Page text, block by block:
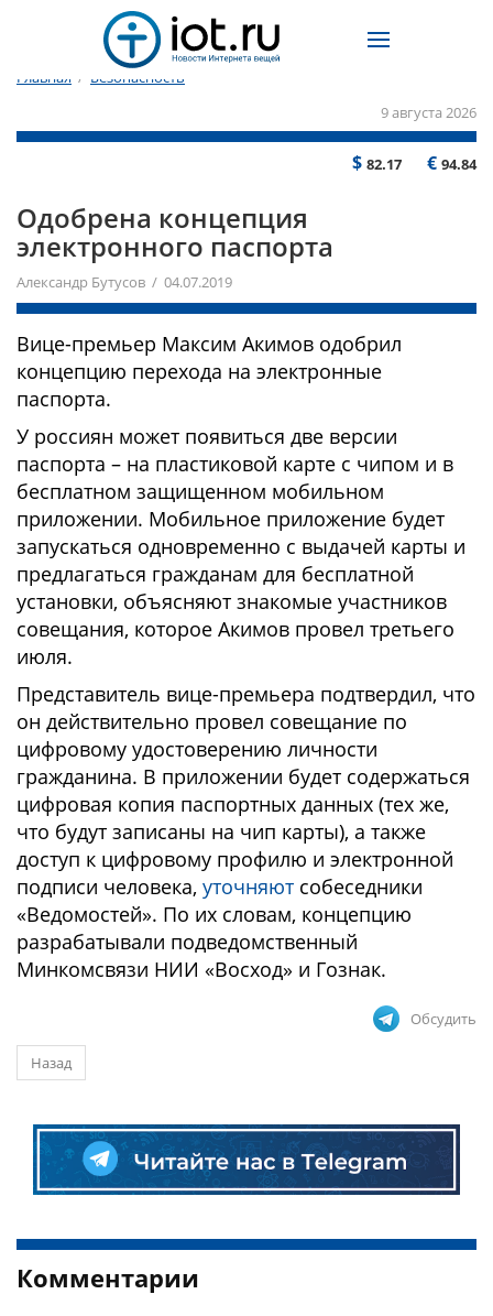
Главная / Безопасность
9 августа 2026
$ 82.17 € 94.84
Одобрена концепция
электронного паспорта
Александр Бутусов / 04.07.2019
Вице-премьер Максим Акимов одобрил
концепцию перехода на электронные
паспорта.
У россиян может появиться две версии
паспорта – на пластиковой карте с чипом и в
бесплатном защищенном мобильном
приложении. Мобильное приложение будет
запускаться одновременно с выдачей карты и
предлагаться гражданам для бесплатной
установки, объясняют знакомые участников
совещания, которое Акимов провел третьего
июля.
Представитель вице-премьера подтвердил, что
он действительно провел совещание по
цифровому удостоверению личности
гражданина. В приложении будет содержаться
цифровая копия паспортных данных (тех же,
что будут записаны на чип карты), а также
доступ к цифровому профилю и электронной
подписи человека, уточняют собеседники
«Ведомостей». По их словам, концепцию
разрабатывали подведомственный
Минкомсвязи НИИ «Восход» и Гознак.
Обсудить
Назад
Комментарии